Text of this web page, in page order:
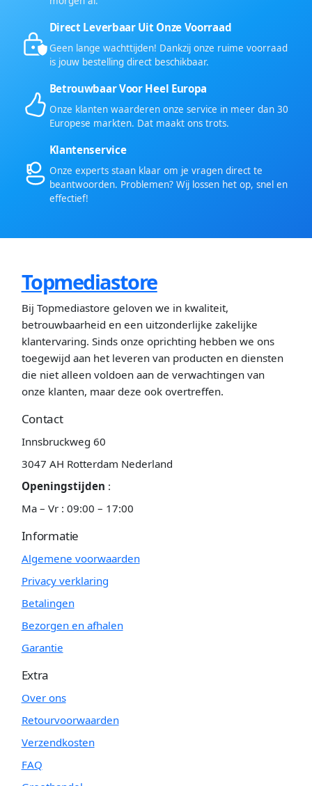
Direct Leverbaar Uit Onze Voorraad
Geen lange wachttijden! Dankzij onze ruime voorraad
is jouw bestelling direct beschikbaar.
Betrouwbaar Voor Heel Europa
Onze klanten waarderen onze service in meer dan 30
Europese markten. Dat maakt ons trots.
Klantenservice
Onze experts staan klaar om je vragen direct te
beantwoorden. Problemen? Wij lossen het op, snel en
effectief!
Topmediastore
Bij Topmediastore geloven we in kwaliteit,
betrouwbaarheid en een uitzonderlijke zakelijke
klantervaring. Sinds onze oprichting hebben we ons
toegewijd aan het leveren van producten en diensten
die niet alleen voldoen aan de verwachtingen van
onze klanten, maar deze ook overtreffen.
Contact
Innsbruckweg 60
3047 AH Rotterdam Nederland
Openingstijden :
Ma – Vr : 09:00 – 17:00
Informatie
Algemene voorwaarden
Privacy verklaring
Betalingen
Bezorgen en afhalen
Garantie
Extra
Over ons
Retourvoorwaarden
Verzendkosten
FAQ